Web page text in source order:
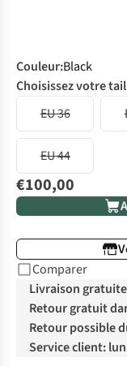
Couleur:Black
Choisissez votre
EU 36
EU 44
€100,00
Comparer
Livraison
Retour gratuit
Retour possible
Service client: